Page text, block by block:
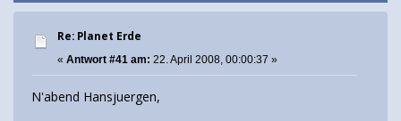
Re: Planet Erde
« Antwort #41 am: 22. April 2008, 00:00:37 »
N'abend Hansjuergen,